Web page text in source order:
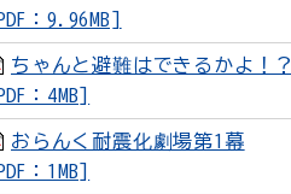
：9.96MB]
ちゃんと避難はできるかよ！？
：4MB]
おらんく耐震化劇場第1幕
：1MB]